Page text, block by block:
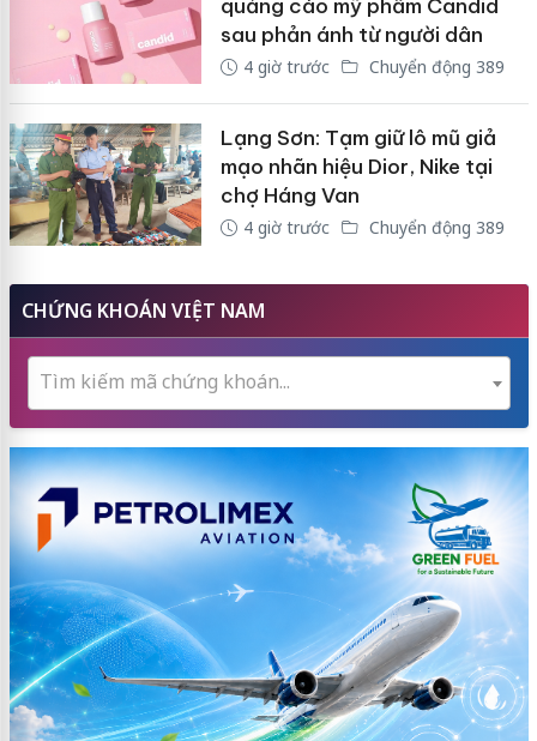
quảng cáo mỹ phẩm Candid
sau phản ánh từ người dân
4 giờ trước Chuyển động 389
Lạng Sơn: Tạm giữ lô mũ giả
mạo nhãn hiệu Dior, Nike tại
chợ Háng Van
4 giờ trước Chuyển động 389
CHỨNG KHOÁN VIỆT NAM
Tìm kiếm mã chứng khoán...